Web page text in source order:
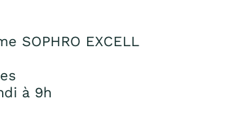
SOPHRO EXCELL
à 9h